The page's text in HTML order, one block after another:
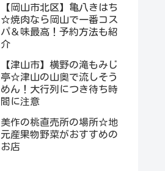
【岡山市北区】亀八きはち
☆焼肉なら岡山で一番コス
パ＆味最高！予約方法も紹
介
【津山市】横野の滝もみじ
亭☆津山の山奥で流しそう
めん！大行列につき待ち時
間に注意
美作の桃直売所の場所☆地
元産果物野菜がおすすめの
お店